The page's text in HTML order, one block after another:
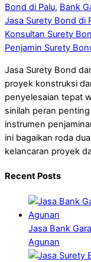
Bond di Palu, Bank
Jasa Surety Bond di
Konsultan Surety
Penjamin Surety
Jasa Surety Bond
proyek konstruksi
penyelesaian tepat
sinilah peran
instrumen
ini bagaikan roda
kelancaran proyek
Recent Posts
Jasa Bank
Agunan